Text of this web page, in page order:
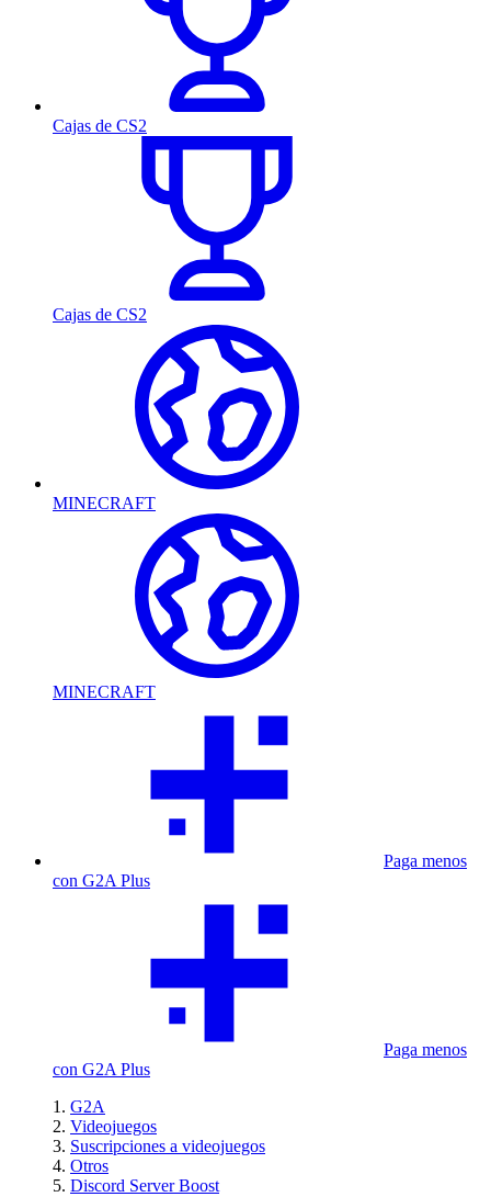
Cajas de CS2
Cajas de CS2
MINECRAFT
MINECRAFT
Paga menos
con G2A Plus
Paga menos
con G2A Plus
G2A
Videojuegos
Suscripciones a videojuegos
Otros
Discord Server Boost